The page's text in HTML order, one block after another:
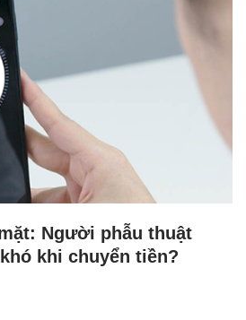
Người phẫu thuật
khi chuyển tiền?